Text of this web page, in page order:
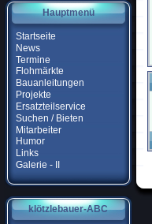
Hauptmenü
Startseite
News
Termine
Flohmärkte
Bauanleitungen
Projekte
Ersatzteilservice
Suchen / Bieten
Mitarbeiter
Humor
Links
Galerie - II
klötzlebauer-ABC